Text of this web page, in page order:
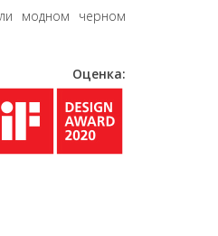
модном черном
Оценка: